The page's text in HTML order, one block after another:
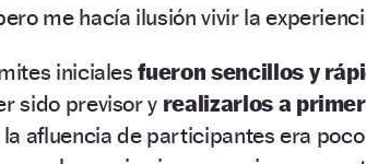
me hacía ilusión vivir la
inicialesfueron sencillos y
sido previsor y realizarlos a
afluencia de participantes era